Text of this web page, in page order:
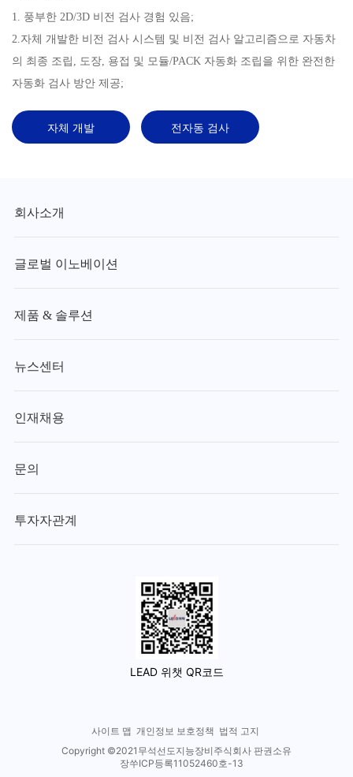
1. 풍부한 2D/3D 비전 검사 경험 있음;
2.자체 개발한 비전 검사 시스템 및 비전 검사 알고리즘으로 자동차
의 최종 조립, 도장, 용접 및 모듈/PACK 자동화 조립을 위한 완전한
자동화 검사 방안 제공;
자체 개발 전자동 검사
회사소개
글로벌 이노베이션
제품 & 솔루션
뉴스센터
인재채용
문의
투자자관계
LEAD 위챗 QR코드
사이트 맵 개인정보 보호정책 법적 고지
Copyright ©2021무석선도지능장비주식회사 판권소유
장쑤ICP등록11052460호-13